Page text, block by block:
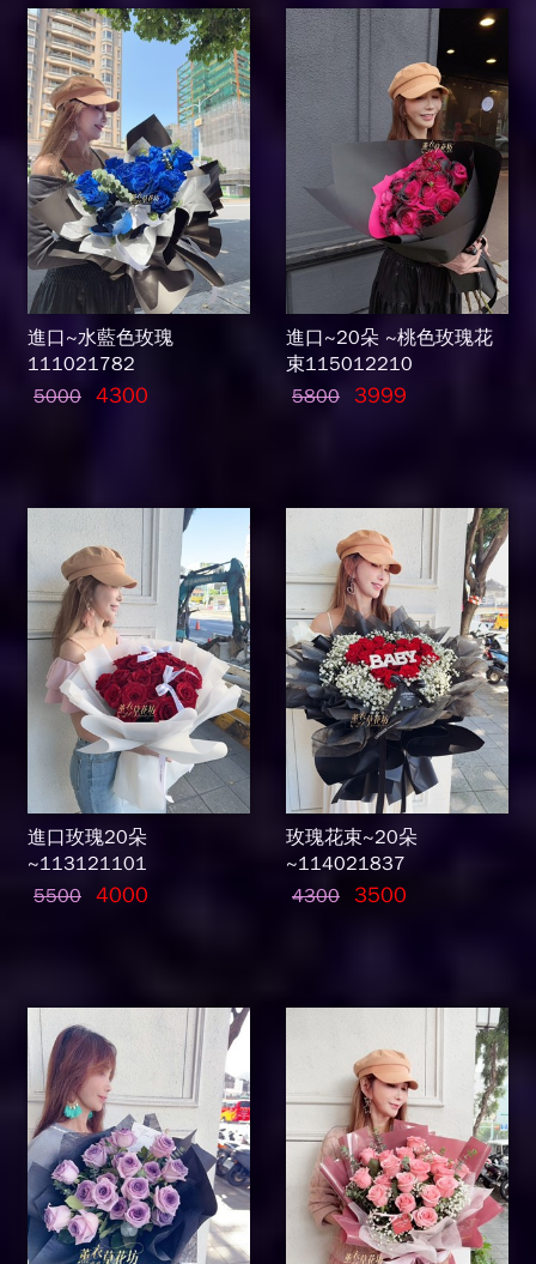
進口~水藍色玫瑰
111021782
5000 4300
進口~20朵 ~桃色玫瑰花
束115012210
5800
3999
進口玫瑰20朵
~113121101
5500 4000
玫瑰花束~20朵
~114021837
4300 3500